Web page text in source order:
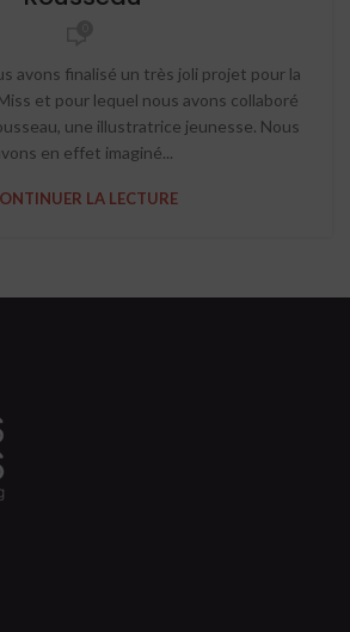
avons finalisé un très joli projet pour la
et pour lequel nous avons collaboré
une illustratrice jeunesse. Nous
en effet imaginé...
LA LECTURE